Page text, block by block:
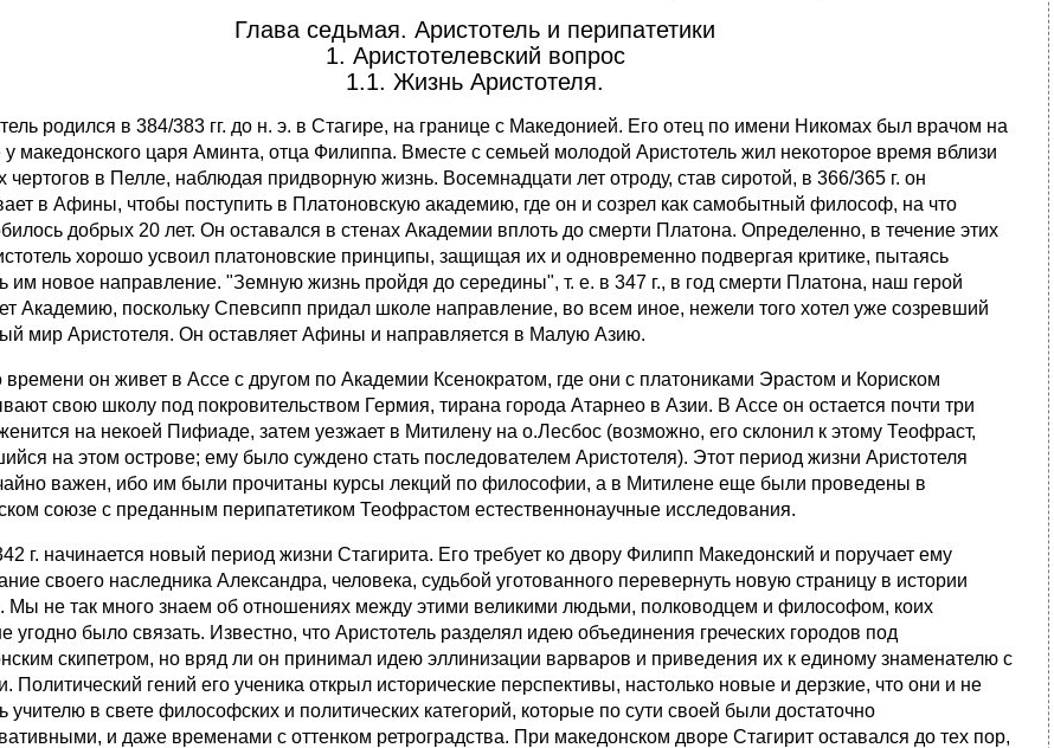
Глава седьмая. Аристотель и перипатетики
1. Аристотелевский вопрос
1.1. Жизнь Аристотеля.
родился в 384/383 гг. до н. э. в Стагире, на границе с Македонией. Его отец по имени Никомах был врачом на
у македонского царя Аминта, отца Филиппа. Вместе с семьей молодой Аристотель жил некоторое время вблизи
чертогов в Пелле, наблюдая придворную жизнь. Восемнадцати лет отроду, став сиротой, в 366/365 г. он
в Афины, чтобы поступить в Платоновскую академию, где он и созрел как самобытный философ, на что
добрых 20 лет. Он оставался в стенах Академии вплоть до смерти Платона. Определенно, в течение этих
хорошо усвоил платоновские принципы, защищая их и одновременно подвергая критике, пытаясь
им новое направление. "Земную жизнь пройдя до середины", т. е. в 347 г., в год смерти Платона, наш герой
Академию, поскольку Спевсипп придал школе направление, во всем иное, нежели того хотел уже созревший
мир Аристотеля. Он оставляет Афины и направляется в Малую Азию.
времени он живет в Ассе с другом по Академии Ксенократом, где они с платониками Эрастом и Кориском
свою школу под покровительством Гермия, тирана города Атарнео в Азии. В Ассе он остается почти три
на некоей Пифиаде, затем уезжает в Митилену на о.Лесбос (возможно, его склонил к этому Теофраст,
на этом острове; ему было суждено стать последователем Аристотеля). Этот период жизни Аристотеля
важен, ибо им были прочитаны курсы лекций по философии, а в Митилене еще были проведены в
союзе с преданным перипатетиком Теофрастом естественнонаучные исследования.
г. начинается новый период жизни Стагирита. Его требует ко двору Филипп Македонский и поручает ему
своего наследника Александра, человека, судьбой уготованного перевернуть новую страницу в истории
Мы не так много знаем об отношениях между этими великими людьми, полководцем и философом, коих
угодно было связать. Известно, что Аристотель разделял идею объединения греческих городов под
скипетром, но вряд ли он принимал идею эллинизации варваров и приведения их к единому знаменателю с
Политический гений его ученика открыл исторические перспективы, настолько новые и дерзкие, что они и не
учителю в свете философских и политических категорий, которые по сути своей были достаточно
и даже временами с оттенком ретроградства. При македонском дворе Стагирит оставался до тех пор,